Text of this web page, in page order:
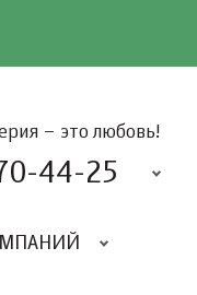
– это любовь!
44-25